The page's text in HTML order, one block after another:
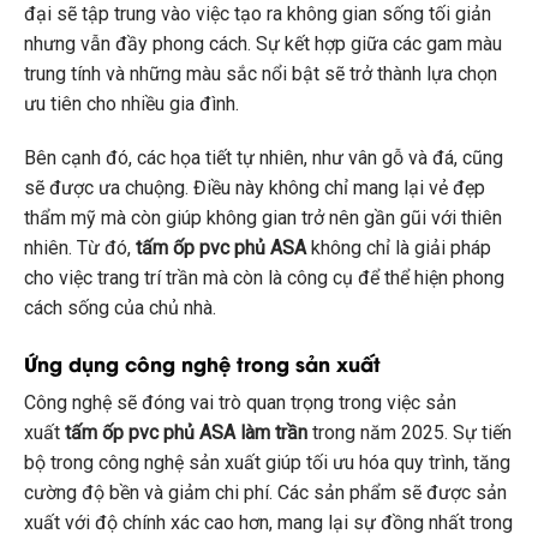
đại sẽ tập trung vào việc tạo ra không gian sống tối giản
nhưng vẫn đầy phong cách. Sự kết hợp giữa các gam màu
trung tính và những màu sắc nổi bật sẽ trở thành lựa chọn
ưu tiên cho nhiều gia đình.
Bên cạnh đó, các họa tiết tự nhiên, như vân gỗ và đá, cũng
sẽ được ưa chuộng. Điều này không chỉ mang lại vẻ đẹp
thẩm mỹ mà còn giúp không gian trở nên gần gũi với thiên
nhiên. Từ đó, tấm ốp pvc phủ ASAkhông chỉ là giải pháp
cho việc trang trí trần mà còn là công cụ để thể hiện phong
cách sống của chủ nhà.
Ứng dụng công nghệ trong sản xuất
Công nghệ sẽ đóng vai trò quan trọng trong việc sản
xuất tấm ốp pvc phủ ASA làm trần trong năm 2025. Sự tiến
bộ trong công nghệ sản xuất giúp tối ưu hóa quy trình, tăng
cường độ bền và giảm chi phí. Các sản phẩm sẽ được sản
xuất với độ chính xác cao hơn, mang lại sự đồng nhất trong